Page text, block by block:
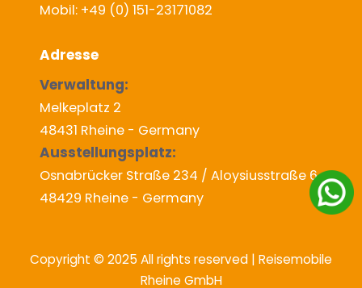
Mobil: +49 (0) 151-23171082
Adresse
Verwaltung:
Melkeplatz 2
48431 Rheine - Germany
Ausstellungsplatz:
Osnabrücker Straße 234 / Aloysiusstraße 6
48429 Rheine - Germany
Copyright © 2025 All rights reserved | Reisemobile
Rheine GmbH